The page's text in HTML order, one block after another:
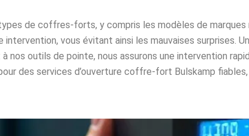
de coffres-forts, y compris les modèles de
vous évitant ainsi les mauvaises surprises.
nos outils de pointe, nous assurons une intervention
des services d’ouverture coffre-fort Bulskamp